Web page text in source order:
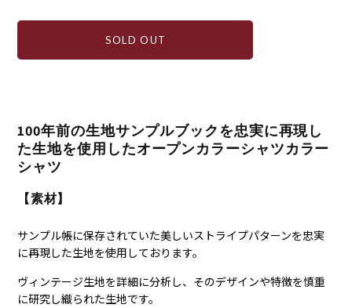
SOLD OUT
100年前の生地サンプルブックを忠実に再現し
た生地を使用したオープンカラーシャツカラー
シャツ
【素材】
サンプル帳に保存されていた美しいストライプパターンを忠実
に再現した生地を使用しております。
ヴィンテージ生地を詳細に分析し、そのデザインや特徴を慎重
に研究し織られた生地です。